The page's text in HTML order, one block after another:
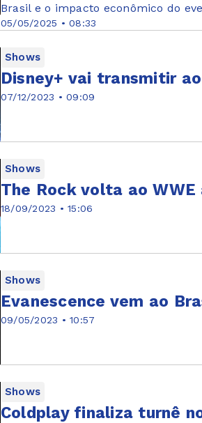
05/05/2025 • 08:33
Brasil e o impacto econômico do
Shows
07/12/2023 • 09:09
Disney+ vai transmitir
Shows
18/09/2023 • 15:06
The Rock volta ao
Shows
09/05/2023 • 10:57
Evanescence vem ao
Shows
Coldplay finaliza turnê